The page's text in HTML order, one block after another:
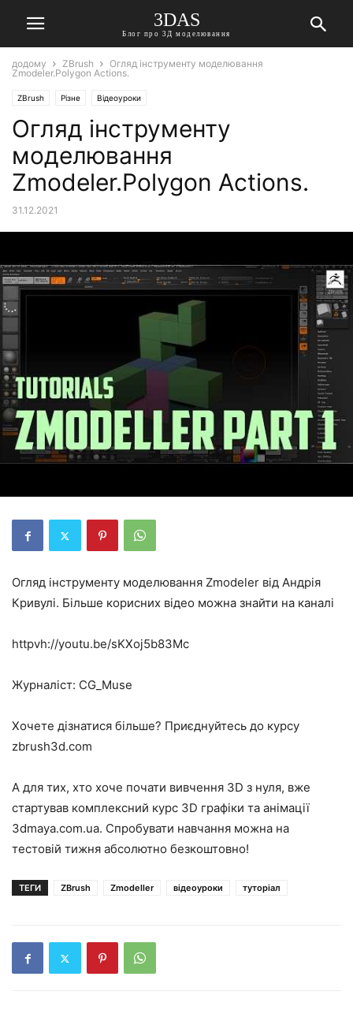
3DAS
Блог про 3Д моделювання
додому ZBrush
Огляд інструменту моделювання
Zmodeler.Polygon Actions.
ZBrush Різне Відеоуроки
Огляд інструменту
моделювання
Zmodeler.Polygon Actions.
31.12.2021
Огляд інструменту моделювання Zmodeler від Андрія
Кривулі. Більше корисних відео можна знайти на каналі
httpvh://youtu.be/sKXoj5b83Mc
Журналіст: CG_Muse
Хочете дізнатися більше? Приєднуйтесь до курсу
zbrush3d.com
А для тих, хто хоче почати вивчення 3D з нуля, вже
стартував комплексний курс 3D графіки та анімації
3dmaya.com.ua. Спробувати навчання можна на
тестовій тижня абсолютно безкоштовно!
ТЕГИ ZBrush Zmodeller відеоуроки туторіал